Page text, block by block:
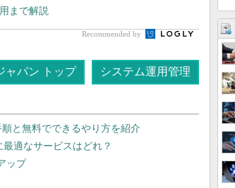
まで解説
Recommended by
ャパン トップ システム運用管理
と無料でできるやり方を紹介
適なサービスはどれ？
ップ